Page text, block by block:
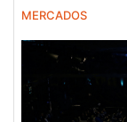
MERCADOS